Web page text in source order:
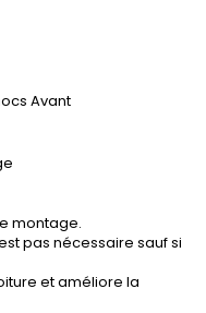
Avant
montage.
pas nécessaire sauf si
et améliore la